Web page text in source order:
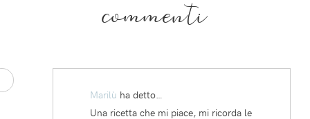
Marilù ha detto…
Una ricetta che mi piace, mi ricorda le